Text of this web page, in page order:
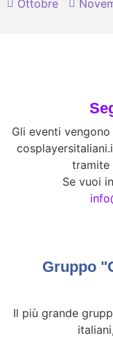
Ottobre
Gli eventi
tramite
Se vuoi
Gruppo
Il più grande